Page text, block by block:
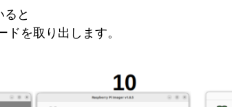
と
を取り出します。